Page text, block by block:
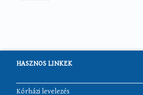
HASZNOS LINKEK
Kórházi levelezés